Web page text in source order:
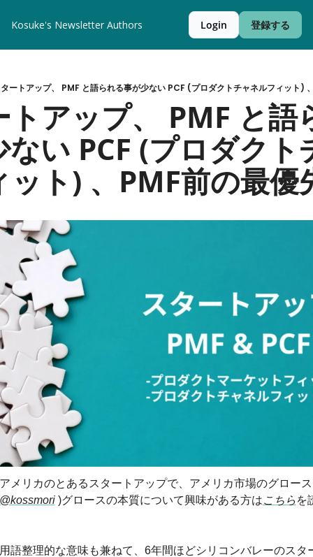
Kosuke's Newsletter Authors Login 登録する
ートアップ、 PMF と語られる事が少ない PCF (プロダクトチャネルフィット)
トアップ、 PMF と語
ない PCF (プロダクト
ット) 、PMF前の最優
メリカのとあるスタートアップで、アメリカ市場のグロー
)グロースの本質について興味がある方はこちら を
語整理的な意味も兼ねて、6年間ほどシリコンバレーのスタ